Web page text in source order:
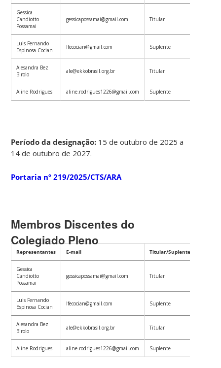
Gessica
Candiotto
Possamai
gessicapossamai@gmail.com Titular
Luis Fernando
Espinosa Cocian
lfecocian@gmail.com Suplente
Alesandra Bez
Birolo
ale@ekkobrasil.org.br Titular
Aline Rodrigues aline.rodrigues1226@gmail.com Suplente
Período da designação: 15 de outubro de 2025 a
14 de outubro de 2027.
Portaria nº 219/2025/CTS/ARA
Membros Discentes do
Colegiado Pleno
Representantes E-mail Titular/Suplente
Gessica
Candiotto
Possamai
gessicapossamai@gmail.com Titular
Luis Fernando
Espinosa Cocian
lfecocian@gmail.com Suplente
Alesandra Bez
Birolo
ale@ekkobrasil.org.br Titular
Aline Rodrigues aline.rodrigues1226@gmail.com Suplente